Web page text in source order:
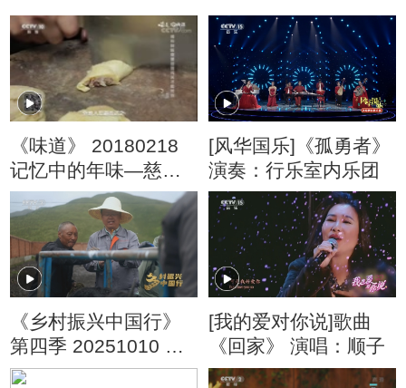
《味道》 20180218
记忆中的年味—慈溪
年味
[风华国乐]《孤勇者》
演奏：行乐室内乐团
《乡村振兴中国行》
第四季 20251010 秘
境甘南 生态富民
[我的爱对你说]歌曲
《回家》 演唱：顺子